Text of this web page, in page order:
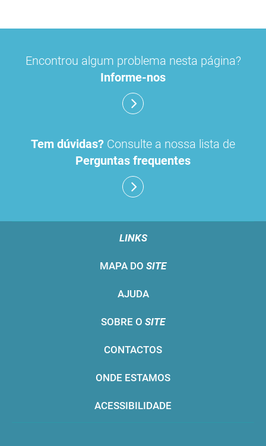
paracetamol codeina buclizina picetoprofeno
contraceção de emergência amorolfina
Encontrou algum problema nesta página?
Informe-nos
Tem dúvidas? Consulte a nossa lista de
Perguntas frequentes
LINKS
MAPA DO SITE
AJUDA
SOBRE O SITE
CONTACTOS
ONDE ESTAMOS
ACESSIBILIDADE